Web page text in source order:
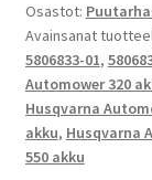
02,
580
68
33-
03
Osastot:
Avainsanat
5806833-01,
Automower 320
Husqvarna
akku, Husqvarna
550 akku